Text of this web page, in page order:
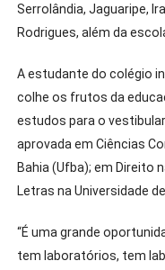
Serrolândia, Jaguaripe,
Rodrigues, além da
A estudante do colégio
colhe os frutos da
estudos para o
aprovada em Ciências
Bahia (Ufba); em Direito
Letras na Universidade
“É uma grande
tem laboratórios, tem